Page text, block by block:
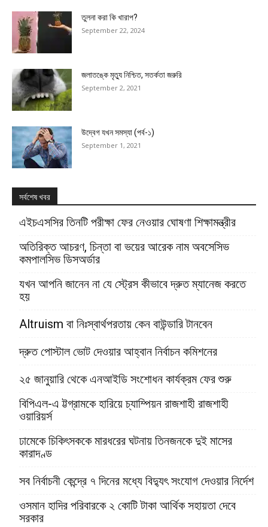
তুলনা করা কি খারাপ?
September 22, 2024
জলাতঙ্কে মৃত্যু নিশ্চিত, সতর্কতা জরুরি
September 2, 2021
উদ্বেগ যখন সমস্যা (পর্ব-১)
September 1, 2021
সর্বশেষ খবর
এইচএসসির তিনটি পরীক্ষা ফের নেওয়ার ঘোষণা শিক্ষামন্ত্রীর
অতিরিক্ত আচরণ, চিন্তা বা ভয়ের আরেক নাম অবসেসিভ
কমপালসিভ ডিসঅর্ডার
যখন আপনি জানেন না যে স্ট্রেস কীভাবে দ্রুত ম্যানেজ করতে
হয়
Altruism বা নিঃস্বার্থপরতায় কেন বাউন্ডারি টানবেন
দ্রুত পোস্টাল ভোট দেওয়ার আহ্বান নির্বাচন কমিশনের
২৫ জানুয়ারি থেকে এনআইডি সংশোধন কার্যক্রম ফের শুরু
বিপিএল-এ ট্টগ্রামকে হারিয়ে চ্যাম্পিয়ন রাজশাহী রাজশাহী
ওয়ারিয়র্স
ঢামেকে চিকিৎসককে মারধরের ঘটনায় তিনজনকে দুই মাসের
কারাদণ্ড
সব নির্বাচনী কেন্দ্রে ৭ দিনের মধ্যে বিদ্যুৎ সংযোগ দেওয়ার নির্দেশ
ওসমান হাদির পরিবারকে ২ কোটি টাকা আর্থিক সহায়তা দেবে
সরকার